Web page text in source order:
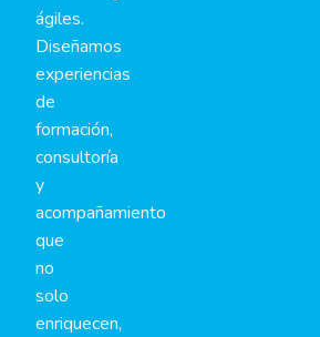
ágiles.
Diseñamos
experiencias
de
formación,
consultoría
y
acompañamiento
que
no
solo
enriquecen,